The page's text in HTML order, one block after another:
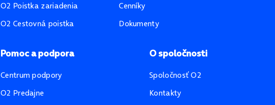
O2 Poistka zariadenia
O2 Cestovná poistka
Cenníky
Dokumenty
Pomoc a podpora
Centrum podpory
O2 Predajne
O spoločnosti
Spoločnosť O2
Kontakty